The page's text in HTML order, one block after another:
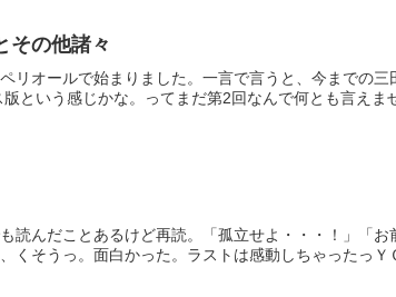
その他諸々
リオールで始まりました。一言で言うと、今までの三
という感じかな。ってまだ第2回なんで何とも言えま
んだことあるけど再読。「孤立せよ・・・！」「お
そうっ。面白かった。ラストは感動しちゃったっＹ